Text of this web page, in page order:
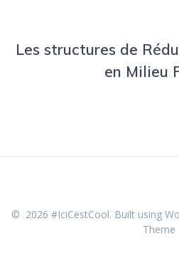
Les structures de
en Milieu
© 2026 #IciCestCool. Built using
Theme